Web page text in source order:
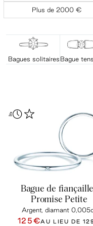
Plus de 2000 €
Bagues solitaires Bague
Bague de
Promise Petite
Argent, diamant
125€AU LIEU DE